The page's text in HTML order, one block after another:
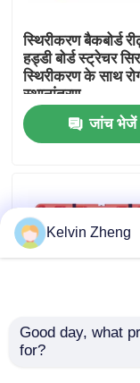
हमारे बारे में
कारखाने का दौरा
गुणवत्ता नियंत्रण
हमसे संपर्क करें
समाचार
स्थिरीकरण बैकबोर्ड
हड्डी बोर्ड स्ट्रेचर सिर
स्थिरीकरण के साथ
स्थानांतरण
जांच भेजें
191x 47 X 3cm
Kelvin Zheng
Good day, what
for?